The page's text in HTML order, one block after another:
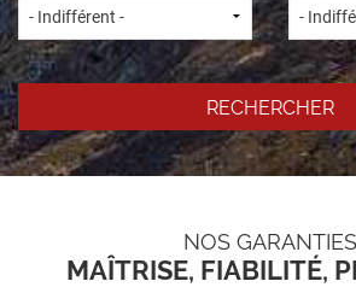
NOS
MAÎTRISE, FIABILITÉ,